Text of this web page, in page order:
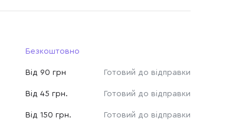
Безкоштовно
Від 90 грн Готовий до відправки
Від 45 грн. Готовий до відправки
Від 150 грн. Готовий до відправки